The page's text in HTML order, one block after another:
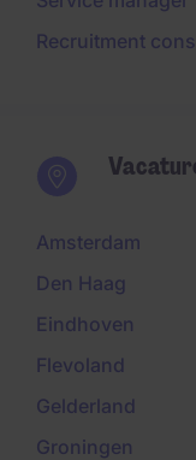
Recruitment
Amsterdam
Den Haag
Eindhoven
Flevoland
Gelderland
Groningen